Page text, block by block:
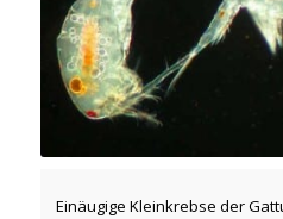
Einäugige Kleinkrebse der